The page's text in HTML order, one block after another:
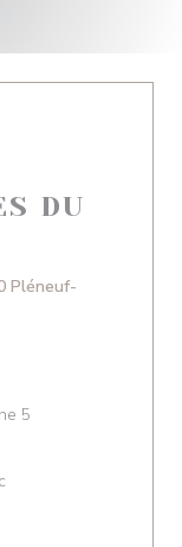
DU
Pléneuf-
5